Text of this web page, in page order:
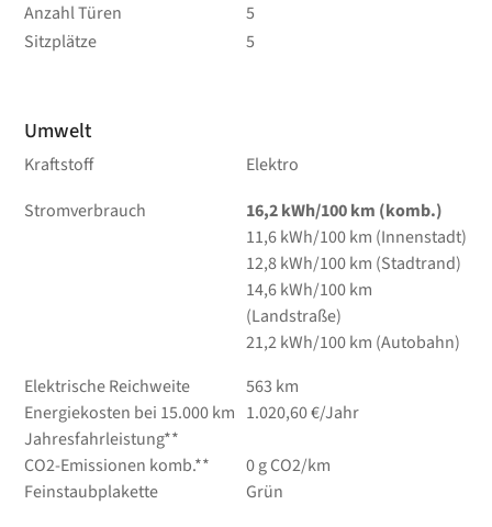
Anzahl Türen
5
Sitzplätze
5
Umwelt
Kraftstoff
Elektro
Stromverbrauch
16,2 kWh/100 km (komb.)
11,6 kWh/100 km (Innenstadt)
12,8 kWh/100 km (Stadtrand)
14,6 kWh/100 km
(Landstraße)
21,2 kWh/100 km (Autobahn)
Elektrische Reichweite
563 km
Energiekosten bei 15.000 km
Jahresfahrleistung**
1.020,60 €/Jahr
CO2-Emissionen komb.**
0 g CO2/km
Feinstaubplakette
Grün